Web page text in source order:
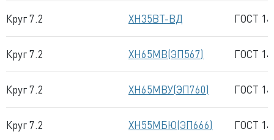
Круг 7.2 ХН35ВТ-ВД ГОСТ
Круг 7.2 ХН65МВ(ЭП567) ГОСТ
Круг 7.2 ХН65МВУ(ЭП760) ГОСТ
Круг 7.2 ХН55МБЮ(ЭП666) ГОСТ